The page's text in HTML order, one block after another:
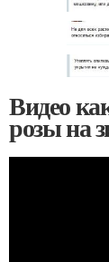
Видео
розы на